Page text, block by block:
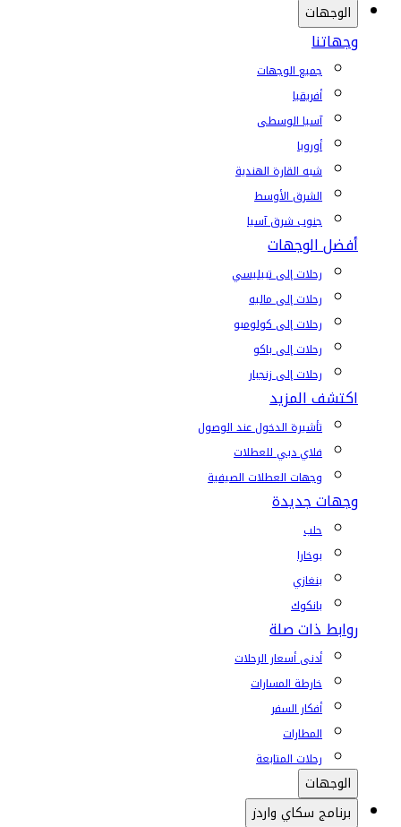
الوجهات
وجهاتنا
جميع الوجهات
أفريقيا
آسيا الوسطى
أوروبا
شبه القارة الهندية
الشرق الأوسط
جنوب شرق آسيا
أفضل الوجهات
رحلات إلى تبيليسي
رحلات إلى ماليه
رحلات إلى كولومبو
رحلات إلى باكو
رحلات إلى زنجبار
اكتشف المزيد
تأشيرة الدخول عند الوصول
فلاي دبي للعطلات
وجهات العطلات الصيفية
وجهات جديدة
حلب
بوخارا
بنغازي
بانكوك
روابط ذات صلة
أدنى أسعار الرحلات
خارطة المسارات
أفكار السفر
المطارات
رحلات المتابعة
الوجهات
برنامج سكاي واردز